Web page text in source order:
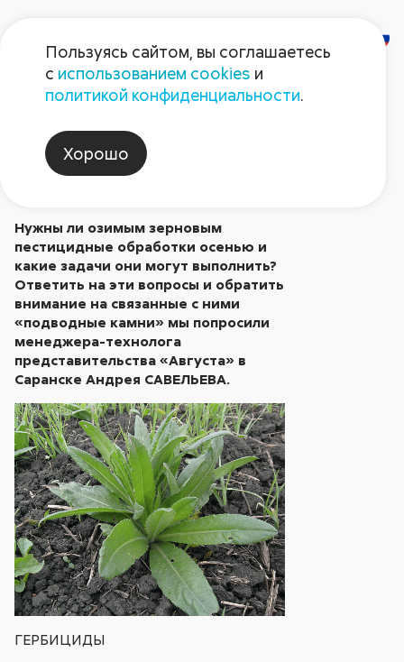
Осенняя защита
зерновых
Нужны ли озимым зерновым
пестицидные обработки осенью и
какие задачи они могут выполнить?
Ответить на эти вопросы и обратить
внимание на связанные с ними
«подводные камни» мы попросили
менеджера-технолога
представительства «Августа» в
Саранске Андрея САВЕЛЬЕВА.
ГЕРБИЦИДЫ
Пользуясь сайтом, вы соглашаетесь
с использованием cookies и
политикой конфиденциальности.
Хорошо